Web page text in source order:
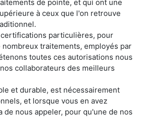
de pointe, et qui ont une
à ceux que l'on retrouve
particulières, pour
traitements, employés par
toutes ces autorisations nous
collaborateurs des meilleurs
et durable, est nécessairement
et lorsque vous en avez
de nous appeler, pour qu'une de nos